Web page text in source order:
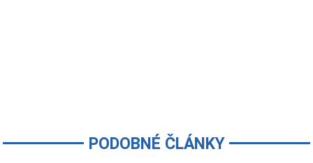
PODOBNÉ ČLÁNKY